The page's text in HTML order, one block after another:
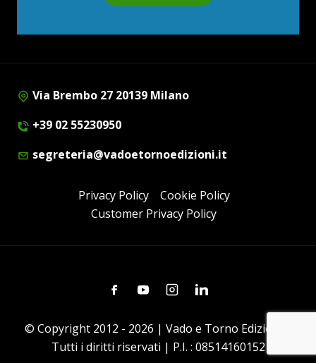
Via Brembo 27 20139 Milano
+39 02 55230950
segreteria@vadoetornoedizioni.it
Privacy Policy
Cookie Policy
Customer Privacy Policy
FacebookYoutubeInstagramLinkedin
© Copyright 2012 - 2026 | Vado e Torno Edizioni |
Tutti i diritti riservati | P.I. : 08514160152